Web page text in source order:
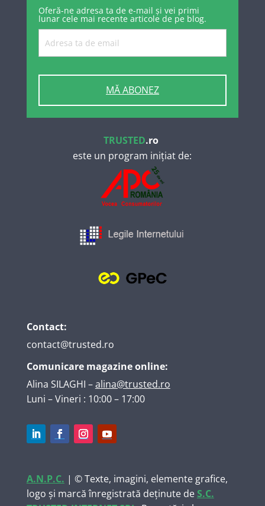
Oferă-ne adresa ta de e-mail și vei primi
lunar cele mai recente articole de pe blog.
MĂ ABONEZ
TRUSTED.ro
este un program inițiat de:
Contact:
contact@trusted.ro
Comunicare magazine online:
Alina SILAGHI –alina@trusted.ro
Luni – Vineri : 10:00 – 17:00
A.N.P.C. | © Texte, imagini, elemente grafice,
logo și marcă înregistrată deținute deS.C.